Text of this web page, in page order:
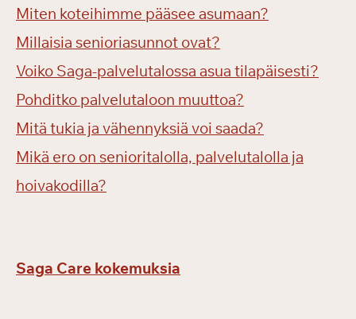
Miten koteihimme pääsee asumaan?
Millaisia senioriasunnot ovat?
Voiko Saga-palvelutalossa asua tilapäisesti?
Pohditko palvelutaloon muuttoa?
Mitä tukia ja vähennyksiä voi saada?
Mikä ero on senioritalolla, palvelutalolla ja
hoivakodilla?
Saga Care kokemuksia